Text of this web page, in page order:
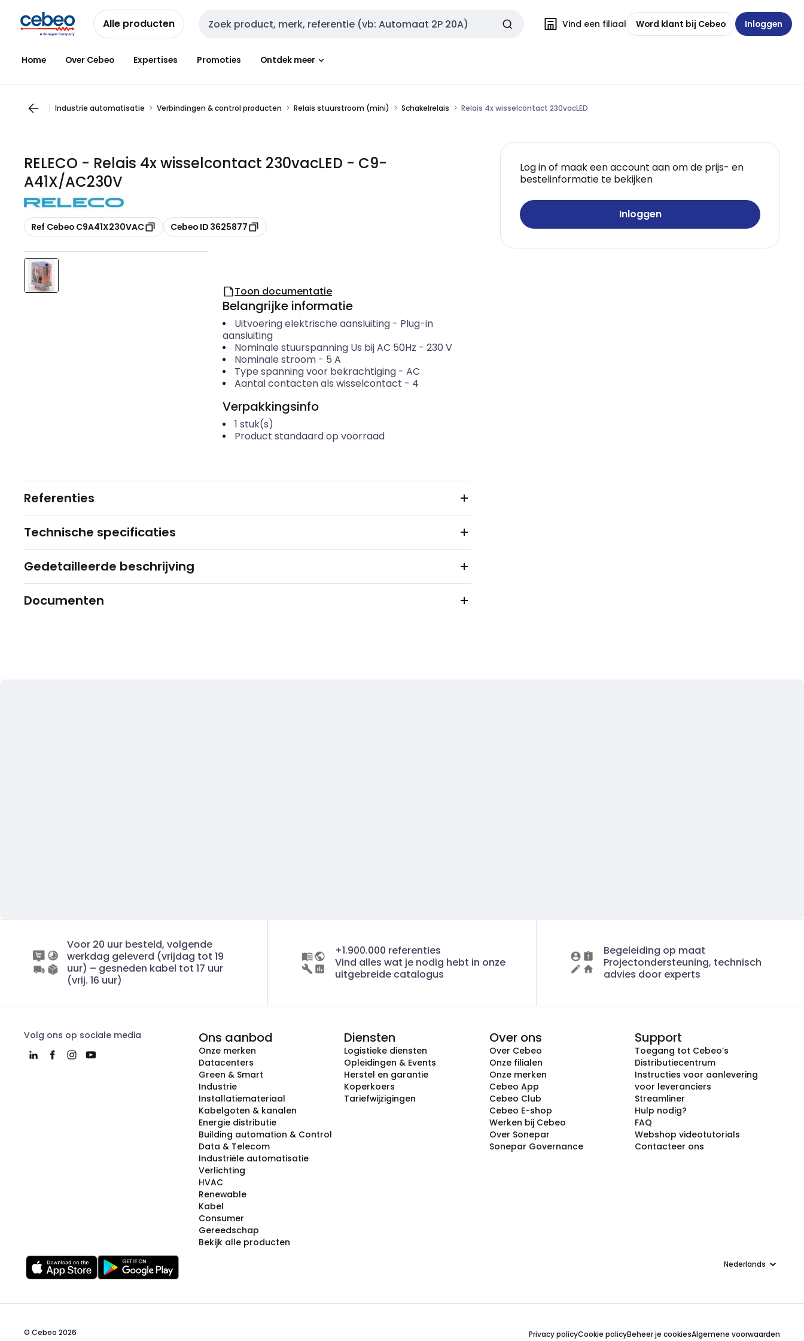
naar
navigatie
naar
inhoud
Alle producten Zoekveld invoer Vind een filiaal Word klant bij Cebeo Inloggen
Home Over Cebeo Expertises Promoties Ontdek meer
Industrie automatisatie Verbindingen & control producten Relais stuurstroom (mini) Schakelrelais Relais 4x wisselcontact 230vacLED
RELECO - Relais 4x wisselcontact 230vacLED - C9-
A41X/AC230V
Kopiëren
Ref Cebeo C9A41X230VAC Kopiëren
Cebeo ID 3625877
Log in of maak een account aan om de prijs- en
bestelinformatie te bekijken
Inloggen
Toon documentatie
Belangrijke informatie
Uitvoering elektrische aansluiting- Plug-in
aansluiting
Nominale stuurspanning Us bij AC 50Hz - 230 V
Nominale stroom- 5 A
Type spanning voor bekrachtiging- AC
Aantal contacten als wisselcontact - 4
Verpakkingsinfo
1 stuk(s)
Product standaard op voorraad
Referenties
Technische specificaties
Gedetailleerde beschrijving
Documenten
Voor 20 uur besteld, volgende
werkdag geleverd (vrijdag tot 19
uur) – gesneden kabel tot 17 uur
(vrij. 16 uur)
+1.900.000 referenties
Vind alles wat je nodig hebt in onze
uitgebreide catalogus
Begeleiding op maat
Projectondersteuning, technisch
advies door experts
Volg ons op sociale media Ons aanbod
Onze merken
Datacenters
Green & Smart
Industrie
Installatiemateriaal
Kabelgoten & kanalen
Energie distributie
Building automation & Control
Data & Telecom
Industriële automatisatie
Verlichting
HVAC
Renewable
Kabel
Consumer
Gereedschap
Bekijk alle producten
Diensten
Logistieke diensten
Opleidingen & Events
Herstel en garantie
Koperkoers
Tariefwijzigingen
Over ons
Over Cebeo
Onze filialen
Onze merken
Cebeo App
Cebeo Club
Cebeo E-shop
Werken bij Cebeo
Over Sonepar
Sonepar Governance
Support
Toegang tot Cebeo’s
Distributiecentrum
Instructies voor aanlevering
voor leveranciers
Streamliner
Hulp nodig?
FAQ
Webshop videotutorials
Contacteer ons
Taal
© Cebeo 2026 Privacy policyCookie policyBeheer je cookiesAlgemene voorwaarden